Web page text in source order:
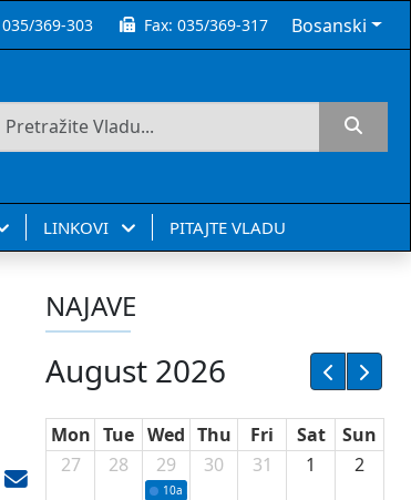
035/369-303 Fax:035/369-317 Bosanski
LINKOVI PITAJTE VLADU
NAJAVE
August 2026
Mon Tue Wed Thu Fri Sat
Sun
27
28 29
10a Potpisivanje ugovora sa neprofitnim
30 31 1 2